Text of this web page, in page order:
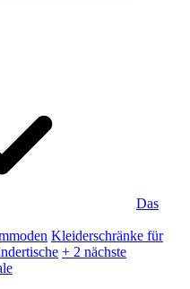
Das
Kleiderschränke für
+ 2 nächste